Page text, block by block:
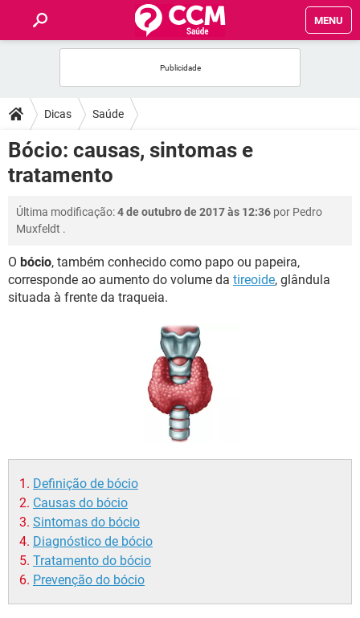
MENU
FÓRUM
SAÚDE
FAMÍLIA
NUTRIÇÃO
BEM-ESTAR
Dicas Saúde
Bócio: causas, sintomas e
tratamento
Última modificação:4 de outubro de 2017 às 12:36 por Pedro
Muxfeldt .
O bócio, também conhecido como papo ou papeira,
corresponde ao aumento do volume da tireoide, glândula
situada à frente da traqueia.
Definição de bócio
Causas do bócio
Sintomas do bócio
Diagnóstico de bócio
Tratamento do bócio
Prevenção do bócio